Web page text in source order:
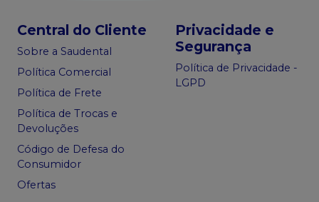
Central do Cliente
Sobre a Saudental
Política Comercial
Política de Frete
Política de Trocas e
Devoluções
Código de Defesa do
Consumidor
Ofertas
Privacidade e
Segurança
Política de Privacidade -
LGPD